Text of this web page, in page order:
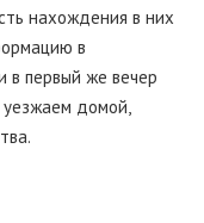
нахождения в них
в
в первый же вечер
домой,